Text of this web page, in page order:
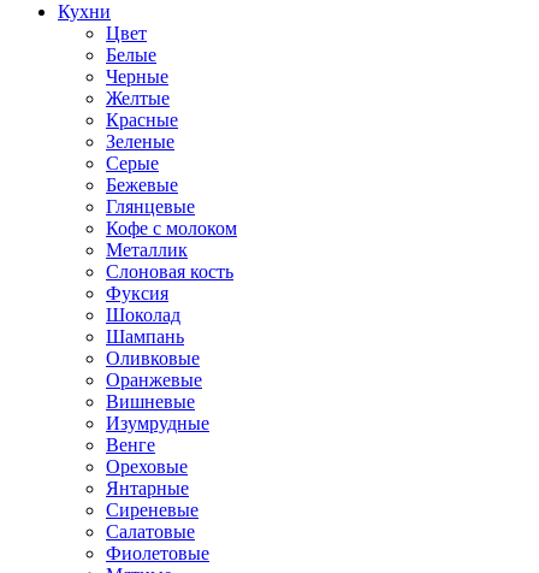
Кухни
Цвет
Белые
Черные
Желтые
Красные
Зеленые
Серые
Бежевые
Глянцевые
Кофе с молоком
Металлик
Слоновая кость
Фуксия
Шоколад
Шампань
Оливковые
Оранжевые
Вишневые
Изумрудные
Венге
Ореховые
Янтарные
Сиреневые
Салатовые
Фиолетовые